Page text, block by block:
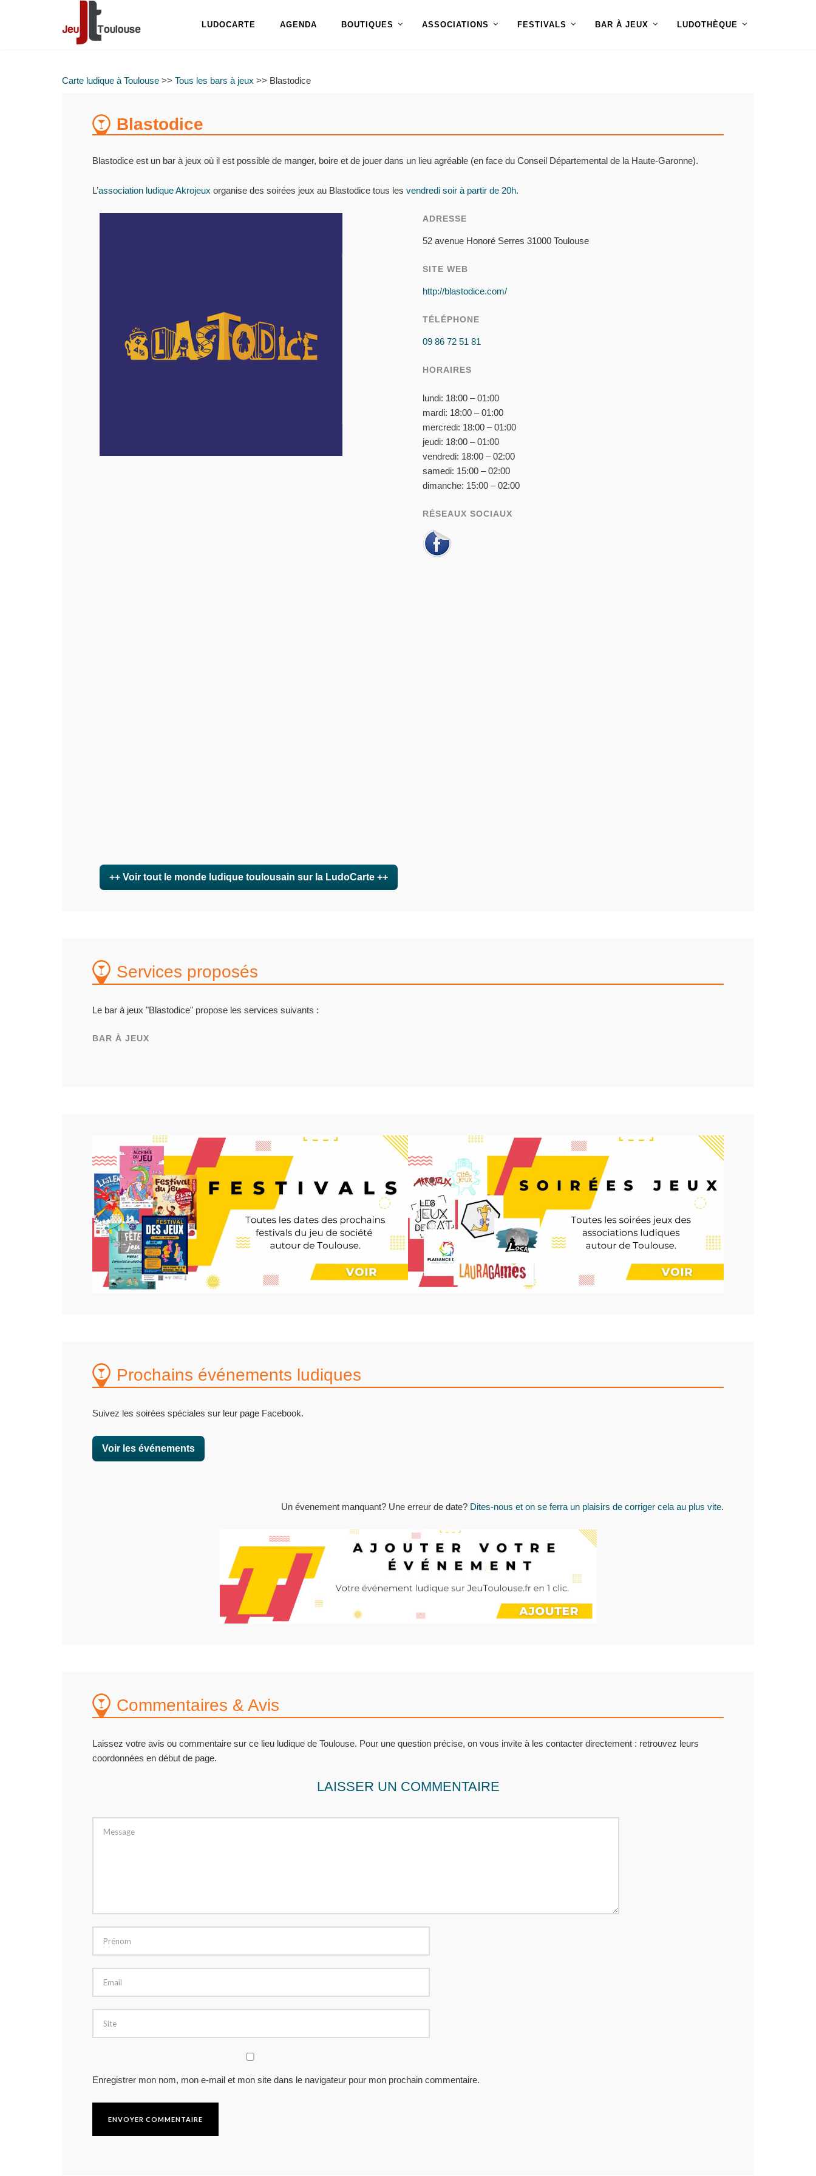
LUDOCARTE AGENDA BOUTIQUES ASSOCIATIONS FESTIVALS BAR À JEUX LUDOTHÈQUE
Carte ludique à Toulouse >> Tous les bars à jeux >> Blastodice
Blastodice
Blastodice est un bar à jeux où il est possible de manger, boire et de jouer dans un lieu agréable (en face du Conseil Départemental de la Haute-Garonne).
L’association ludique Akrojeux organise des soirées jeux au Blastodice tous les vendredi soir à partir de 20h.
ADRESSE
52 avenue Honoré Serres 31000 Toulouse
SITE WEB
http://blastodice.com/
TÉLÉPHONE
09 86 72 51 81
HORAIRES
lundi: 18:00 – 01:00
mardi: 18:00 – 01:00
mercredi: 18:00 – 01:00
jeudi: 18:00 – 01:00
vendredi: 18:00 – 02:00
samedi: 15:00 – 02:00
dimanche: 15:00 – 02:00
RÉSEAUX SOCIAUX
++ Voir tout le monde ludique toulousain sur la LudoCarte ++
Services proposés
Le bar à jeux "Blastodice" propose les services suivants :
BAR À JEUX
Prochains événements ludiques
Suivez les soirées spéciales sur leur page Facebook.
Voir les événements
Un évenement manquant? Une erreur de date? Dites-nous et on se ferra un plaisirs de corriger cela au plus vite.
Commentaires & Avis
Laissez votre avis ou commentaire sur ce lieu ludique de Toulouse. Pour une question précise, on vous invite à les contacter directement : retrouvez leurs
coordonnées en début de page.
LAISSER UN COMMENTAIRE
Enregistrer mon nom, mon e-mail et mon site dans le navigateur pour mon prochain commentaire.